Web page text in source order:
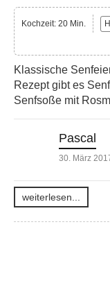
Kochzeit: 20 Min.
Klassische
Rezept gibt es
Senfsoße mit
Pascal
30. März
weiterlesen...